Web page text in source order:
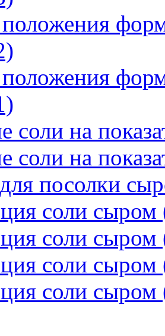
соли на
соли на
посолки
соли сыром
соли сыром
соли сыром
соли сыром